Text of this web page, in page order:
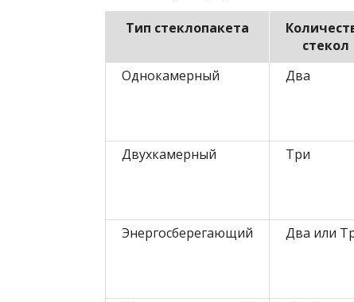
Тип стеклопакета
стекол
Однокамерный
Два
Двухкамерный Три
Энергосберегающий Два или